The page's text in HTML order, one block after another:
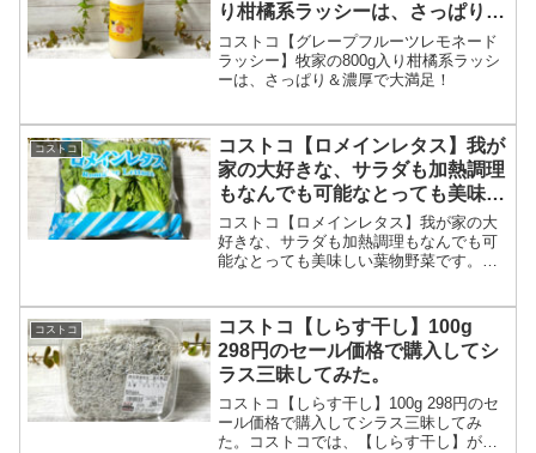
り柑橘系ラッシーは、さっぱり＆
濃厚で大満足！
コストコ【グレープフルーツレモネード
ラッシー】牧家の800g入り柑橘系ラッシ
ーは、さっぱり＆濃厚で大満足！
コストコ
コストコ【ロメインレタス】我が
家の大好きな、サラダも加熱調理
もなんでも可能なとっても美味し
い葉物野菜です。
コストコ【ロメインレタス】我が家の大
好きな、サラダも加熱調理もなんでも可
能なとっても美味しい葉物野菜です。と
コストコ
コストコ【しらす干し】100g
298円のセール価格で購入してシ
ラス三昧してみた。
コストコ【しらす干し】100g 298円のセ
ール価格で購入してシラス三昧してみ
た。コストコでは、【しらす干し】が大